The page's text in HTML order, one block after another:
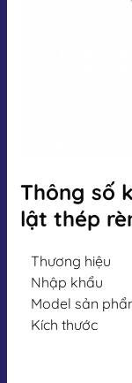
Thông số
lật thép
Thương hiệu
Nhập khẩu
Model sản
Kích thước